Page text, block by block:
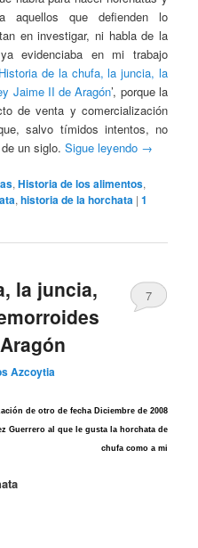
aquellos que defienden lo
en investigar, ni habla de la
evidenciaba en mi trabajo
Historia de la chufa, la juncia, la
Jaime II de Aragón’, porque la
de venta y comercialización
salvo tímidos intentos, no
de un siglo.Sigue leyendo →
,Historia de los alimentos,
,historia de la horchata |1
la juncia,
Azcoytia
7
de otro de fecha Diciembre de 2008
Guerrero al que le gusta la horchata de
chufa como a mi